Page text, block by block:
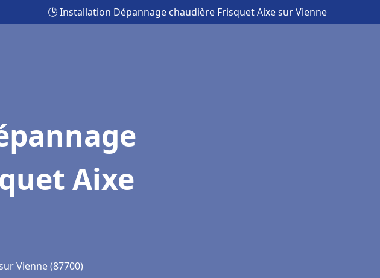
🕒 Installation Dépannage chaudière Frisquet Aixe sur Vienne
Aixe
Vienne (87700)